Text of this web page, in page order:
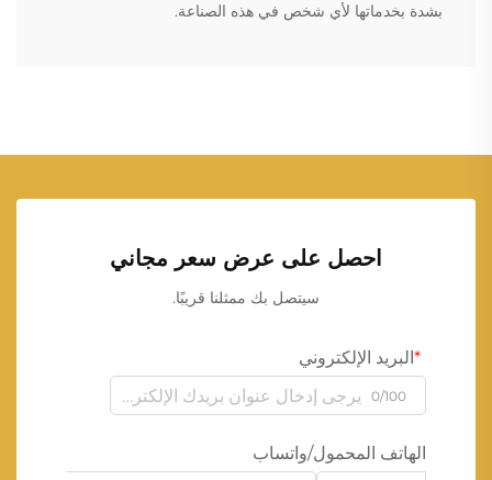
بشدة بخدماتها لأي شخص في هذه الصناعة.
احصل على عرض سعر مجاني
سيتصل بك ممثلنا قريبًا.
البريد الإلكتروني
0/100
الهاتف المحمول/واتساب